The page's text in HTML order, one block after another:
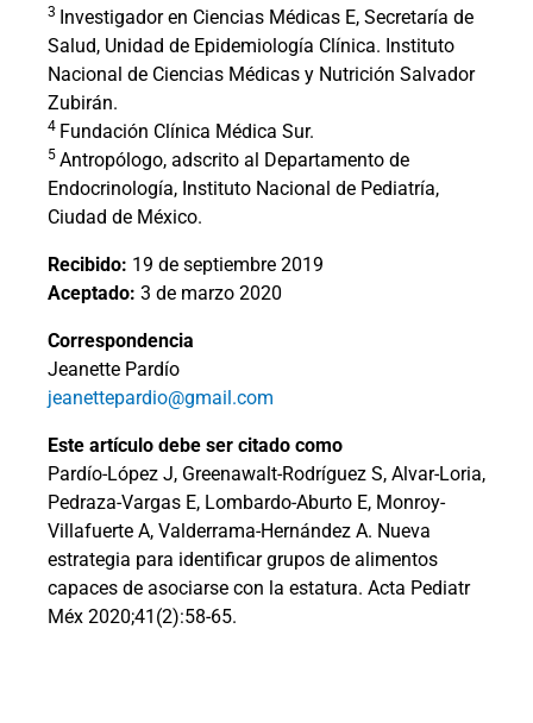
3
Investigador en Ciencias Médicas E, Secretaría de
Salud, Unidad de Epidemiología Clínica. Instituto
Nacional de Ciencias Médicas y Nutrición Salvador
Zubirán.
4 Fundación Clínica Médica Sur.
5 Antropólogo, adscrito al Departamento de
Endocrinología, Instituto Nacional de Pediatría,
Ciudad de México.
Recibido: 19 de septiembre 2019
Aceptado: 3 de marzo 2020
Correspondencia
Jeanette Pardío
jeanettepardio@gmail.com
Este artículo debe ser citado como
Pardío-López J, Greenawalt-Rodríguez S, Alvar-Loria,
Pedraza-Vargas E, Lombardo-Aburto E, Monroy-
Villafuerte A, Valderrama-Hernández A. Nueva
estrategia para identificar grupos de alimentos
capaces de asociarse con la estatura. Acta Pediatr
Méx 2020;41(2):58-65.